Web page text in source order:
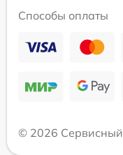
Способы оплаты
© 2026